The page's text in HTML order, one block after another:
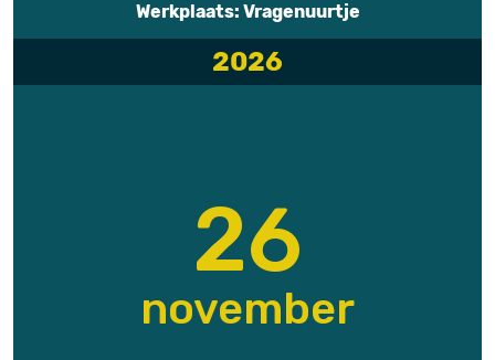
Werkplaats: Vragenuurtje
2026
26
november